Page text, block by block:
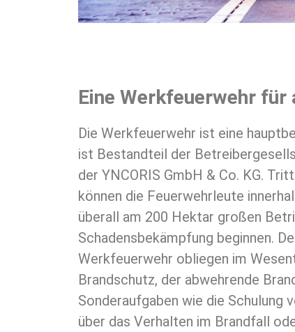
Eine Werkfeuerwehr für
Die Werkfeuerwehr ist eine
ist Bestandteil der
der YNCORIS GmbH & Co. KG.
können die Feuerwehrleute
überall am 200 Hektar großen
Schadensbekämpfung beginnen.
Werkfeuerwehr obliegen im
Brandschutz, der abwehrende
Sonderaufgaben wie die Schulung
über das Verhalten im Brandfall